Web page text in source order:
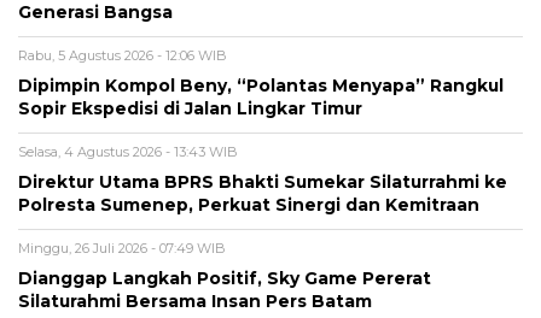
Generasi Bangsa
Rabu, 5 Agustus 2026 - 12:06 WIB
Dipimpin Kompol Beny, “Polantas Menyapa” Rangkul
Sopir Ekspedisi di Jalan Lingkar Timur
Selasa, 4 Agustus 2026 - 13:43 WIB
Direktur Utama BPRS Bhakti Sumekar Silaturrahmi ke
Polresta Sumenep, Perkuat Sinergi dan Kemitraan
Minggu, 26 Juli 2026 - 07:49 WIB
Dianggap Langkah Positif, Sky Game Pererat
Silaturahmi Bersama Insan Pers Batam